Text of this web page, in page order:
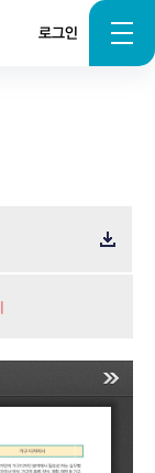
로그인